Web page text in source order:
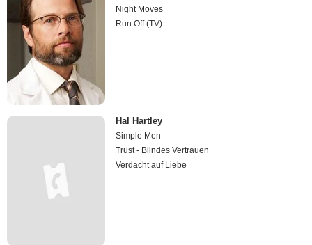
Night Moves
Run Off (TV)
Hal Hartley
Simple Men
Trust - Blindes Vertrauen
Verdacht auf Liebe